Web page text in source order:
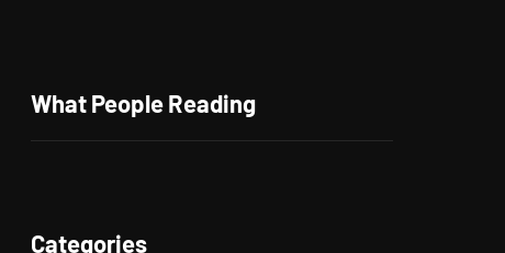
What People Reading
Categories